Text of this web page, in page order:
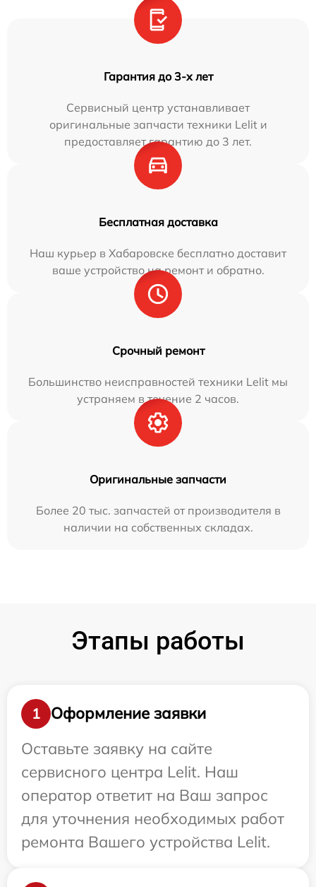
Гарантия до 3-х лет
Сервисный центр устанавливает
оригинальные запчасти техники Lelit и
предоставляет гарантию до 3 лет.
Бесплатная доставка
Наш курьер в Хабаровске бесплатно доставит
ваше устройство на ремонт и обратно.
Срочный ремонт
Большинство неисправностей техники Lelit мы
устраняем в течение 2 часов.
Оригинальные запчасти
Более 20 тыс. запчастей от производителя в
наличии на собственных складах.
Этапы работы
1
Оформление заявки
Оставьте заявку на сайте
сервисного центра Lelit. Наш
оператор ответит на Ваш запрос
для уточнения необходимых работ
ремонта Вашего устройства Lelit.